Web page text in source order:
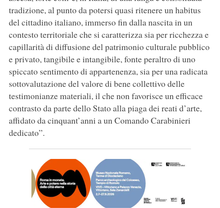
tradizione, al punto da potersi quasi ritenere un habitus
del cittadino italiano, immerso fin dalla nascita in un
contesto territoriale che si caratterizza sia per ricchezza e
capillarità di diffusione del patrimonio culturale pubblico
e privato, tangibile e intangibile, fonte peraltro di uno
spiccato sentimento di appartenenza, sia per una radicata
sottovalutazione del valore di bene collettivo delle
testimonianze materiali, il che non favorisce un efficace
contrasto da parte dello Stato alla piaga dei reati d’arte,
affidato da cinquant’anni a un Comando Carabinieri
dedicato”.